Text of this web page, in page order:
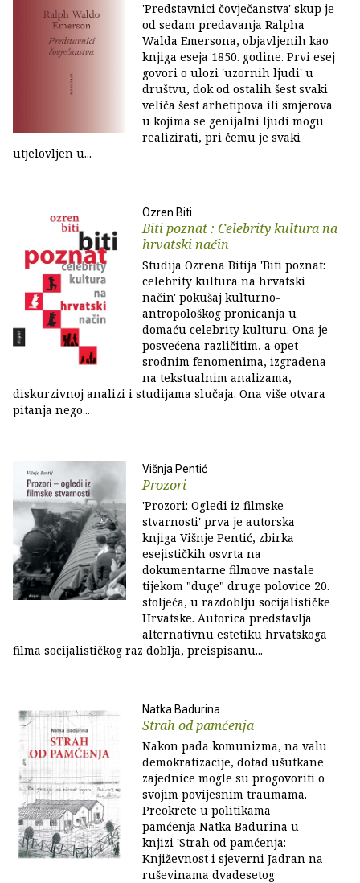
'Predstavnici čovječanstva' skup je
od sedam predavanja Ralpha
Walda Emersona, objavljenih kao
knjiga eseja 1850. godine. Prvi esej
govori o ulozi 'uzornih ljudi' u
društvu, dok od ostalih šest svaki
veliča šest arhetipova ili smjerova
u kojima se genijalni ljudi mogu
realizirati, pri čemu je svaki
utjelovljen u...
Ozren Biti
Biti poznat : Celebrity kultura na
hrvatski način
Studija Ozrena Bitija 'Biti poznat:
celebrity kultura na hrvatski
način' pokušaj kulturno-
antropološkog pronicanja u
domaću celebrity kulturu. Ona je
posvećena različitim, a opet
srodnim fenomenima, izgrađena
na tekstualnim analizama,
diskurzivnoj analizi i studijama slučaja. Ona više otvara
pitanja nego...
Višnja Pentić
Prozori
'Prozori: Ogledi iz filmske
stvarnosti' prva je autorska
knjiga Višnje Pentić, zbirka
esejističkih osvrta na
dokumentarne filmove nastale
tijekom "duge" druge polovice 20.
stoljeća, u razdoblju socijalističke
Hrvatske. Autorica predstavlja
alternativnu estetiku hrvatskoga
filma socijalističkog raz doblja, preispisanu...
Natka Badurina
Strah od pamćenja
Nakon pada komunizma, na valu
demokratizacije, dotad ušutkane
zajednice mogle su progovoriti o
svojim povijesnim traumama.
Preokrete u politikama
pamćenja Natka Badurina u
knjizi 'Strah od pamćenja:
Književnost i sjeverni Jadran na
ruševinama dvadesetog